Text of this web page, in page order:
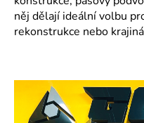
něj dělají ideální volbu
rekonstrukce nebo
e
b